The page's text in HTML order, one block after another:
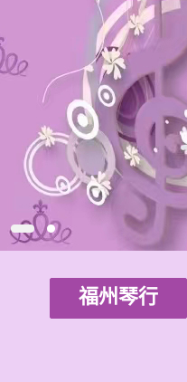
福州琴行